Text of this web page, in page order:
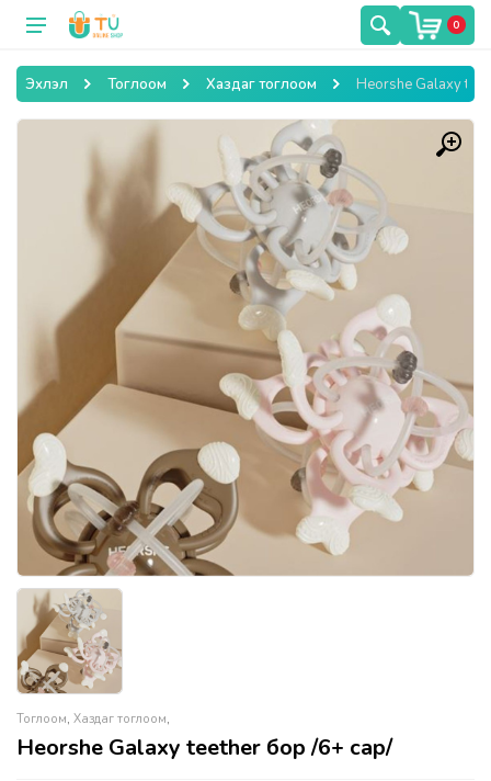
0
Эхлэл Тоглоом Хаздаг тоглоом Heorshe Galaxy
Тоглоом, Хаздаг тоглоом,
Heorshe Galaxy teether бор /6+ сар/